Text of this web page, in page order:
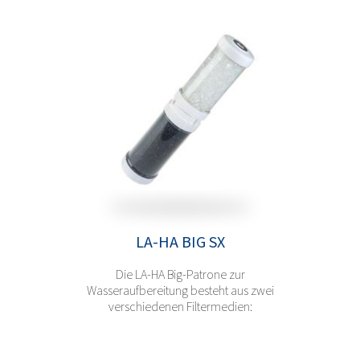
LA-HA BIG SX
Die LA-HA Big-Patrone zur
Wasseraufbereitung besteht aus zwei
verschiedenen Filtermedien: